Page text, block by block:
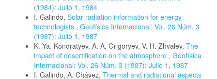
(1984): Julio 1, 1984
I. Galindo, Solar radiation information for energy
technologists , Geofísica Internacional: Vol. 26 Núm. 3
(1987): Julio 1, 1987
K. Ya. Kondratyev, A. A. Grigoryev, V. H. Zhvalev, The
impact of desertification on the atmosphere , Geofísica
Internacional: Vol. 26 Núm. 3 (1987): Julio 1, 1987
I. Galindo, A. Chávez, Thermal and radiational aspects